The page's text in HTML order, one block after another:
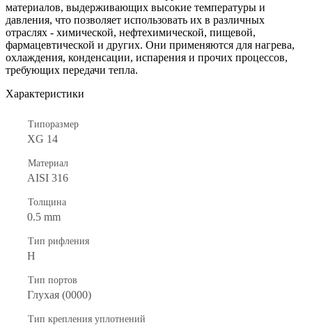
материалов, выдерживающих высокие температуры и
давления, что позволяет использовать их в различных
отраслях - химической, нефтехимической, пищевой,
фармацевтической и других. Они применяются для нагрева,
охлаждения, конденсации, испарения и прочих процессов,
требующих передачи тепла.
Характеристики
Типоразмер
XG 14
Материал
AISI 316
Толщина
0.5 mm
Тип рифления
H
Тип портов
Глухая (0000)
Тип крепления уплотнений